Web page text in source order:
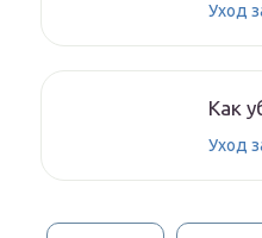
Уход
Как
Уход